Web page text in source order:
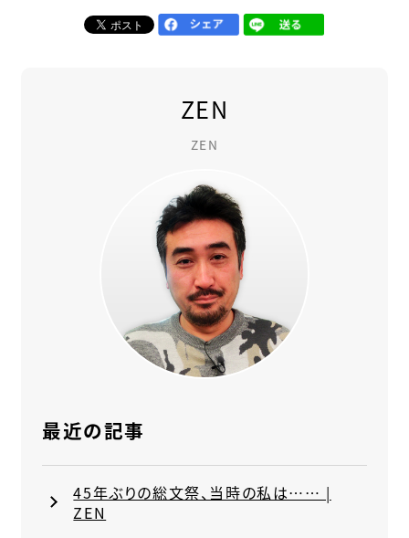
ZEN
ZEN
最近の記事
45年ぶりの総文祭、当時の私は…… |
ZEN